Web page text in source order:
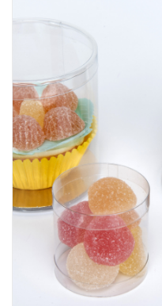
Dozen
Bloemen & deco
Draagtassen
Nieuw 2026
Showroomdagen